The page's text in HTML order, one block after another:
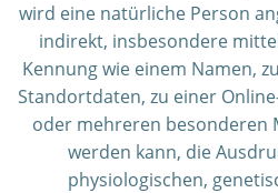
wird eine natürliche Person
indirekt, insbesondere
Kennung wie einem Namen,
Standortdaten, zu einer
oder mehreren besonderen
werden kann, die
physiologischen,